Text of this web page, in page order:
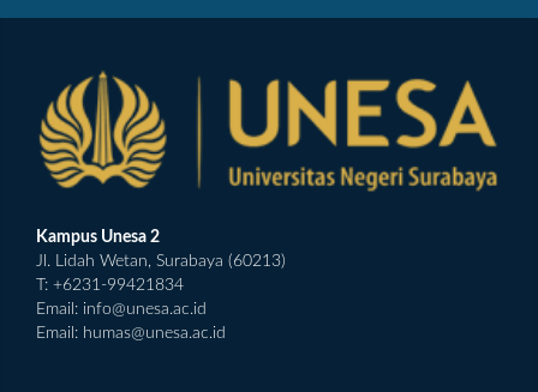
Kampus Unesa 2
Jl. Lidah Wetan, Surabaya (60213)
T: +6231-99421834
Email: info@unesa.ac.id
Email: humas@unesa.ac.id